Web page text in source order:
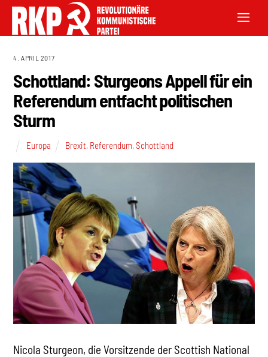
4. APRIL 2017
Schottland: Sturgeons Appell für ein
Referendum entfacht politischen
Sturm
Europa Brexit, Referendum,Schottland
Nicola Sturgeon, die Vorsitzende der Scottish National